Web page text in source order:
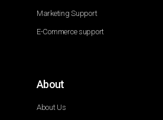
Marketing Support
E-Commerce support
About
About Us